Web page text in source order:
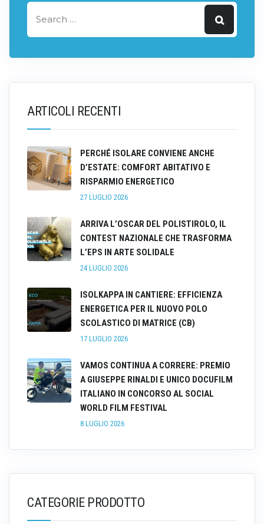
ARTICOLI RECENTI
PERCHÉ ISOLARE CONVIENE ANCHE
D’ESTATE: COMFORT ABITATIVO E
RISPARMIO ENERGETICO
27 LUGLIO 2026
ARRIVA L’OSCAR DEL POLISTIROLO, IL
CONTEST NAZIONALE CHE TRASFORMA
L’EPS IN ARTE SOLIDALE
24 LUGLIO 2026
ISOLKAPPA IN CANTIERE: EFFICIENZA
ENERGETICA PER IL NUOVO POLO
SCOLASTICO DI MATRICE (CB)
17 LUGLIO 2026
VAMOS CONTINUA A CORRERE: PREMIO
A GIUSEPPE RINALDI E UNICO DOCUFILM
ITALIANO IN CONCORSO AL SOCIAL
WORLD FILM FESTIVAL
8 LUGLIO 2026
CATEGORIE PRODOTTO